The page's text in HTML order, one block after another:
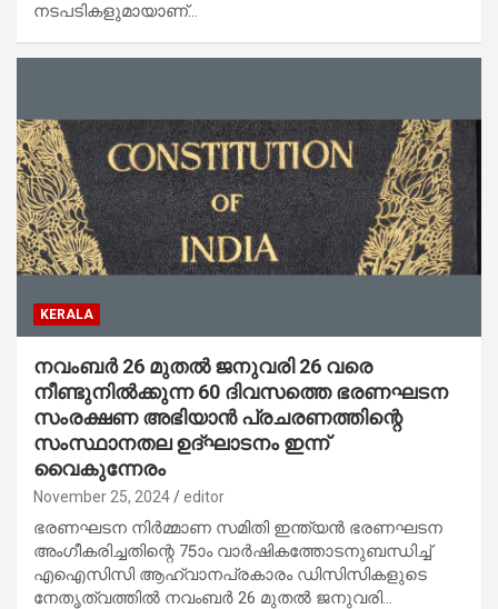
നടപടികളുമായാണ്…
KERALA
നവംബർ 26 മുതൽ ജനുവരി 26 വരെ
നീണ്ടുനിൽക്കുന്ന 60 ദിവസത്തെ ഭരണഘടന
സംരക്ഷണ അഭിയാൻ പ്രചരണത്തിന്റെ
സംസ്ഥാനതല ഉദ്ഘാടനം ഇന്ന്
വൈകുന്നേരം
November 25, 2024 editor
ഭരണഘടന നിർമ്മാണ സമിതി ഇന്ത്യൻ ഭരണഘടന
അംഗീകരിച്ചതിന്റെ 75ാം വാർഷികത്തോടനുബന്ധിച്ച്
എഐസിസി ആഹ്വാനപ്രകാരം ഡിസിസികളുടെ
നേതൃത്വത്തിൽ നവംബർ 26 മുതൽ ജനുവരി…